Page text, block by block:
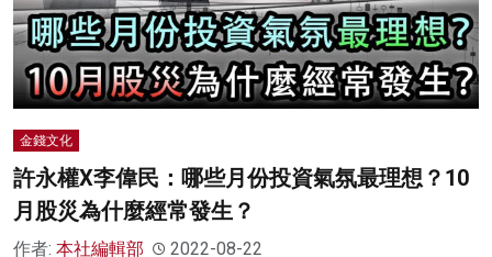
金錢文化
許永權X李偉民：哪些月份投資氣氛最理想？10
月股災為什麼經常發生？
作者: 本社編輯部 2022-08-22